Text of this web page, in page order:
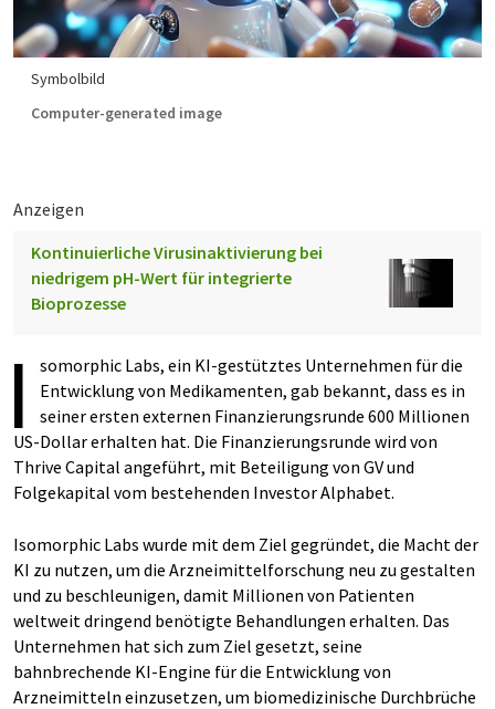
Symbolbild
Computer-generated image
Anzeigen
Kontinuierliche Virusinaktivierung bei
niedrigem pH-Wert für integrierte
Bioprozesse
I
somorphic Labs, ein KI-gestütztes Unternehmen für die
Entwicklung von Medikamenten, gab bekannt, dass es in
seiner ersten externen Finanzierungsrunde 600 Millionen
US-Dollar erhalten hat. Die Finanzierungsrunde wird von
Thrive Capital angeführt, mit Beteiligung von GV und
Folgekapital vom bestehenden Investor Alphabet.
Isomorphic Labs wurde mit dem Ziel gegründet, die Macht der
KI zu nutzen, um die Arzneimittelforschung neu zu gestalten
und zu beschleunigen, damit Millionen von Patienten
weltweit dringend benötigte Behandlungen erhalten. Das
Unternehmen hat sich zum Ziel gesetzt, seine
bahnbrechende KI-Engine für die Entwicklung von
Arzneimitteln einzusetzen, um biomedizinische Durchbrüche